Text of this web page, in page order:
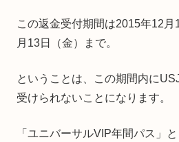
この返金受付期間は2015年12
月13日（金）まで。
ということは、この期間内に
受けられないことになります。
「ユニバーサルVIP年間パス」